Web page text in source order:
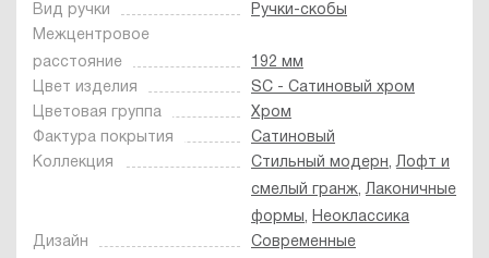
Вид ручки
Ручки-скобы
Межцентровое
расстояние
192 мм
Цвет изделия
SC - Сатиновый хром
Цветовая группа
Хром
Фактура покрытия
Сатиновый
Коллекция
Стильный модерн,Лофт и
смелый гранж,Лаконичные
формы, Неоклассика
Дизайн
Современные